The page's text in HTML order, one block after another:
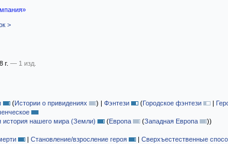
>
г. — 1 изд.
(Истории о привидениях ) | Фэнтези (Городское фэнтези |
история нашего мира (Земли) (Европа (Западная Европа ))
| Становление/взросление героя | Сверхъестественные